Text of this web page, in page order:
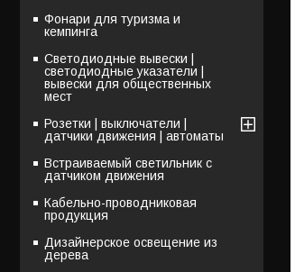
Фонари для туризма и
кемпинга
Светодиодные вывески |
светодиодные указатели |
вывески для общественных
мест
Розетки | выключатели |
датчики движения | автоматы
Встраиваемый светильник с
датчиком движения
Кабельно-проводниковая
продукция
Дизайнерское освещение из
дерева